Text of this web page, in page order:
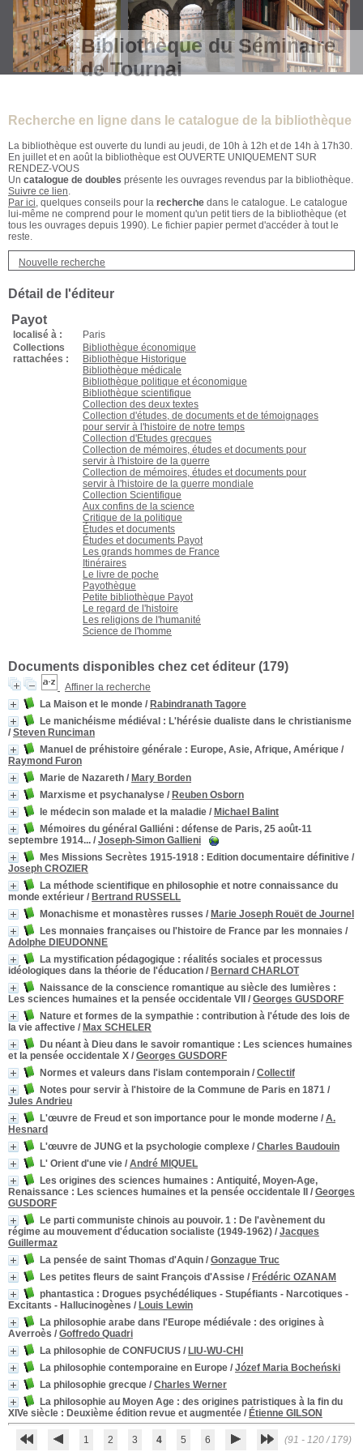
Bibliothèque du Séminaire
de Tournai
Recherche en ligne dans le catalogue de la bibliothèque
La bibliothèque est ouverte du lundi au jeudi, de 10h à 12h et de 14h à 17h30.
En juillet et en août la bibliothèque est OUVERTE UNIQUEMENT SUR
RENDEZ-VOUS
Un catalogue de doubles présente les ouvrages revendus par la bibliothèque.
Suivre ce lien.
Par ici, quelques conseils pour la recherche dans le catalogue. Le catalogue
lui-même ne comprend pour le moment qu'un petit tiers de la bibliothèque (et
tous les ouvrages depuis 1990). Le fichier papier permet d'accéder à tout le
reste.
Nouvelle recherche
Détail de l'éditeur
Payot
localisé à :
Paris
Collections
rattachées :
Bibliothèque économique
Bibliothèque Historique
Bibliothèque médicale
Bibliothèque politique et économique
Bibliothèque scientifique
Collection des deux textes
Collection d'études, de documents et de témoignages
pour servir à l'histoire de notre temps
Collection d'Etudes grecques
Collection de mémoires, études et documents pour
servir à l'histoire de la guerre
Collection de mémoires, études et documents pour
servir à l'histoire de la guerre mondiale
Collection Scientifique
Aux confins de la science
Critique de la politique
Études et documents
Études et documents Payot
Les grands hommes de France
Itinéraires
Le livre de poche
Payothèque
Petite bibliothèque Payot
Le regard de l'histoire
Les religions de l'humanité
Science de l'homme
Documents disponibles chez cet éditeur (179)
Affiner la recherche
La Maison et le monde / Rabindranath Tagore
Le manichéisme médiéval : L'hérésie dualiste dans le christianisme
/ Steven Runciman
Manuel de préhistoire générale : Europe, Asie, Afrique, Amérique /
Raymond Furon
Marie de Nazareth / Mary Borden
Marxisme et psychanalyse / Reuben Osborn
le médecin son malade et la maladie / Michael Balint
Mémoires du général Galliéni : défense de Paris, 25 août-11
septembre 1914... / Joseph-Simon Gallieni
Mes Missions Secrètes 1915-1918 : Edition documentaire définitive /
Joseph CROZIER
La méthode scientifique en philosophie et notre connaissance du
monde extérieur / Bertrand RUSSELL
Monachisme et monastères russes / Marie Joseph Rouët de Journel
Les monnaies françaises ou l'histoire de France par les monnaies /
Adolphe DIEUDONNE
La mystification pédagogique : réalités sociales et processus
idéologiques dans la théorie de l'éducation / Bernard CHARLOT
Naissance de la conscience romantique au siècle des lumières :
Les sciences humaines et la pensée occidentale VII
/ Georges GUSDORF
Nature et formes de la sympathie : contribution à l'étude des lois de
la vie affective / Max SCHELER
Du néant à Dieu dans le savoir romantique : Les sciences humaines
et la pensée occidentale X / Georges GUSDORF
Normes et valeurs dans l'islam contemporain / Collectif
Notes pour servir à l'histoire de la Commune de Paris en 1871 /
Jules Andrieu
L'œuvre de Freud et son importance pour le monde moderne / A.
Hesnard
L'œuvre de JUNG et la psychologie complexe / Charles Baudouin
L' Orient d'une vie / André MIQUEL
Les origines des sciences humaines : Antiquité, Moyen-Age,
Renaissance : Les sciences humaines et la pensée occidentale II / Georges
GUSDORF
Le parti communiste chinois au pouvoir. 1 : De l'avènement du
régime au mouvement d'éducation socialiste (1949-1962) / Jacques
Guillermaz
La pensée de saint Thomas d'Aquin / Gonzague Truc
Les petites fleurs de saint François d'Assise / Frédéric OZANAM
phantastica : Drogues psychédéliques - Stupéfiants - Narcotiques -
Excitants - Hallucinogènes / Louis Lewin
La philosophie arabe dans l'Europe médiévale : des origines à
Averroès / Goffredo Quadri
La philosophie de CONFUCIUS / LIU-WU-CHI
La philosophie contemporaine en Europe / Józef Maria Bocheński
La philosophie grecque / Charles Werner
La philosophie au Moyen Age : des origines patristiques à la fin du
XIVe siècle : Deuxième édition revue et augmentée / Étienne GILSON
1 2 3 4 5 6 (91 - 120 / 179)